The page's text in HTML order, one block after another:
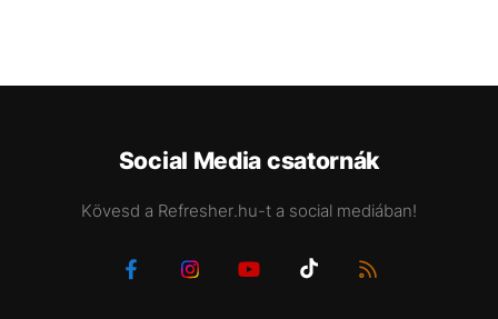
Social Media csatornák
Kövesd a Refresher.hu-t a social mediában!